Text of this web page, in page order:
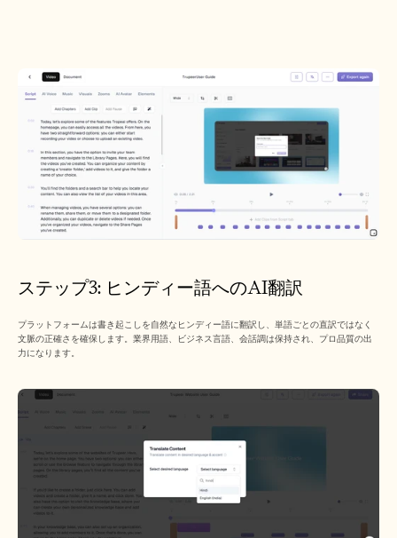
ステップ3: ヒンディー語へのAI翻訳
プラットフォームは書き起こしを自然なヒンディー語に翻訳し、単語ごとの直訳ではなく
文脈の正確さを確保します。業界用語、ビジネス言語、会話調は保持され、プロ品質の出
力になります。